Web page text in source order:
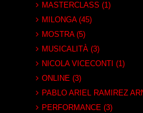
MASTERCLASS (1)
MILONGA (45)
MOSTRA (5)
MUSICALITÀ (3)
NICOLA VICECONTI (1)
ONLINE (3)
PABLO ARIEL RAMIREZ
PERFORMANCE (3)